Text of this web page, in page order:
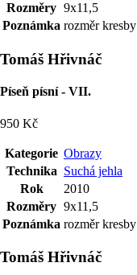
Rozměry 9x11,5
Poznámka rozměr kresby
Tomáš Hřivnáč
Píseň písní - VII.
950 Kč
Kategorie Obrazy
Technika Suchá jehla
Rok
2010
Rozměry 9x11,5
Poznámka rozměr kresby
Tomáš Hřivnáč